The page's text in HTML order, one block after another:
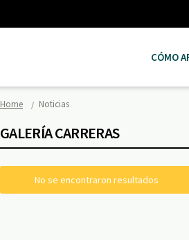
CÓMO
Home Noticias
GALERÍA CARRERAS
No se encontraron resultados